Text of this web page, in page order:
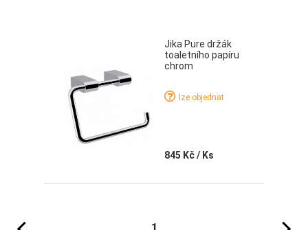
Jika Pure držák
toaletního papíru
chrom
845 Kč/ Ks
lze objednat
Předchozí